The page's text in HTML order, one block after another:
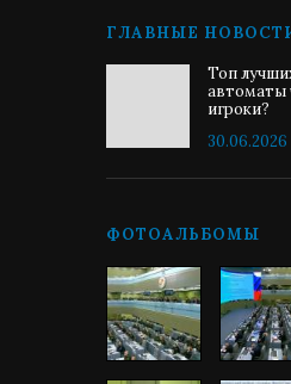
ГЛАВНЫЕ
Топ
автоматы
игроки?
30.06.2026
ФОТОАЛЬБОМЫ